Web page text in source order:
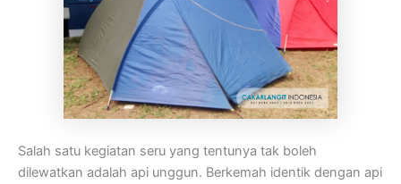
Salah satu kegiatan seru yang tentunya tak boleh
dilewatkan adalah api unggun. Berkemah identik dengan api